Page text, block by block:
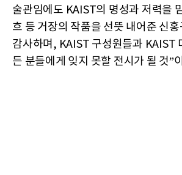
술관임에도 KAIST의 명성과 저력을
흐 등 거장의 작품을 선뜻 내어준 신홍
감사하며, KAIST 구성원들과 KAIST
든 분들에게 잊지 못할 전시가 될 것”